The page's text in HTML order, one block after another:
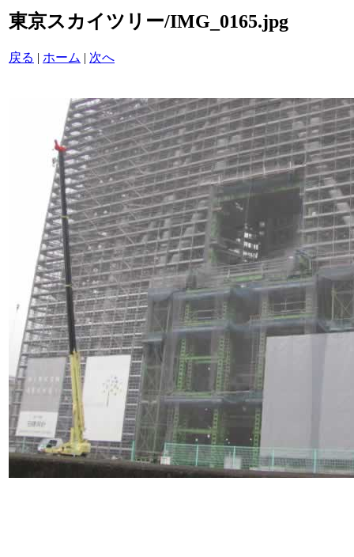
東京スカイツリー/IMG_0165.jpg
戻る | ホーム | 次へ